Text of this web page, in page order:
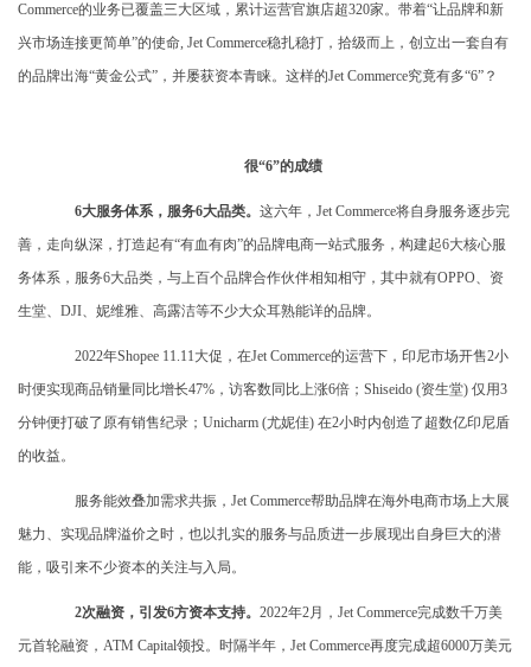
Commerce的业务已覆盖三大区域，累计运营官旗店超320家。带着“让品牌和新
兴市场连接更简单”的使命, Jet Commerce稳扎稳打，拾级而上，创立出一套自有
的品牌出海“黄金公式”，并屡获资本青睐。这样的Jet Commerce究竟有多“6”？
很“6”的成绩
6大服务体系，服务6大品类。 这六年，Jet Commerce将自身服务逐步完
善，走向纵深，打造起有“有血有肉”的品牌电商一站式服务，构建起6大核心服
务体系，服务6大品类，与上百个品牌合作伙伴相知相守，其中就有OPPO、资
生堂、DJI、妮维雅、高露洁等不少大众耳熟能详的品牌。
2022年Shopee 11.11大促，在Jet Commerce的运营下，印尼市场开售2小
时便实现商品销量同比增长47%，访客数同比上涨6倍；Shiseido (资生堂) 仅用3
分钟便打破了原有销售纪录；Unicharm (尤妮佳) 在2小时内创造了超数亿印尼盾
的收益。
服务能效叠加需求共振，Jet Commerce帮助品牌在海外电商市场上大展
魅力、实现品牌溢价之时，也以扎实的服务与品质进一步展现出自身巨大的潜
能，吸引来不少资本的关注与入局。
2次融资，引发6方资本支持。 2022年2月，Jet Commerce完成数千万美
元首轮融资，ATM Capital领投。时隔半年，Jet Commerce再度完成超6000万美元